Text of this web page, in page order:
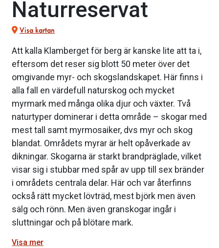
Naturreservat
Visa kartan
Att kalla Klamberget för berg är kanske lite att ta i,
eftersom det reser sig blott 50 meter över det
omgivande myr- och skogslandskapet. Här finns i
alla fall en värdefull naturskog och mycket
myrmark med många olika djur och växter. Två
naturtyper dominerar i detta område – skogar med
mest tall samt myrmosaiker, dvs myr och skog
blandat. Områdets myrar är helt opåverkade av
dikningar. Skogarna är starkt brandpräglade, vilket
visar sig i stubbar med spår av upp till sex bränder
i områdets centrala delar. Här och var återfinns
också rätt mycket lövträd, mest björk men även
sälg och rönn. Men även granskogar ingår i
sluttningar och på blötare mark.
Visa mer